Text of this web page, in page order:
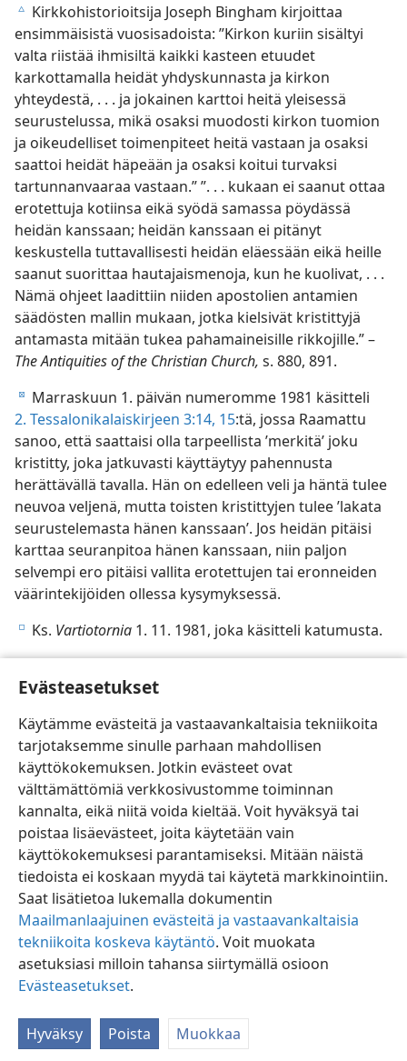
Evästeasetukset
Käytämme evästeitä ja vastaavankaltaisia tekniikoita
tarjotaksemme sinulle parhaan mahdollisen
käyttökokemuksen. Jotkin evästeet ovat
välttämättömiä verkkosivustomme toiminnan
kannalta, eikä niitä voida kieltää. Voit hyväksyä tai
poistaa lisäevästeet, joita käytetään vain
käyttökokemuksesi parantamiseksi. Mitään näistä
tiedoista ei koskaan myydä tai käytetä markkinointiin.
Saat lisätietoa lukemalla dokumentin
Maailmanlaajuinen evästeitä ja vastaavankaltaisia
tekniikoita koskeva käytäntö. Voit muokata
asetuksiasi milloin tahansa siirtymällä osioon
Evästeasetukset.
Hyväksy Poista Muokkaa
c Kirkkohistorioitsija Joseph Bingham kirjoittaa
ensimmäisistä vuosisadoista: ”Kirkon kuriin sisältyi
valta riistää ihmisiltä kaikki kasteen etuudet
karkottamalla heidät yhdyskunnasta ja kirkon
yhteydestä, . . . ja jokainen karttoi heitä yleisessä
seurustelussa, mikä osaksi muodosti kirkon tuomion
ja oikeudelliset toimenpiteet heitä vastaan ja osaksi
saattoi heidät häpeään ja osaksi koitui turvaksi
tartunnanvaaraa vastaan.” ”. . . kukaan ei saanut ottaa
erotettuja kotiinsa eikä syödä samassa pöydässä
heidän kanssaan; heidän kanssaan ei pitänyt
keskustella tuttavallisesti heidän eläessään eikä heille
saanut suorittaa hautajaismenoja, kun he kuolivat, . . .
Nämä ohjeet laadittiin niiden apostolien antamien
säädösten mallin mukaan, jotka kielsivät kristittyjä
antamasta mitään tukea pahamaineisille rikkojille.” –
The Antiquities of the Christian Church, s. 880, 891.
d Marraskuun 1. päivän numeromme 1981 käsitteli
2. Tessalonikalaiskirjeen 3:14, 15:tä, jossa Raamattu
sanoo, että saattaisi olla tarpeellista ’merkitä’ joku
kristitty, joka jatkuvasti käyttäytyy pahennusta
herättävällä tavalla. Hän on edelleen veli ja häntä tulee
neuvoa veljenä, mutta toisten kristittyjen tulee ’lakata
seurustelemasta hänen kanssaan’. Jos heidän pitäisi
karttaa seuranpitoa hänen kanssaan, niin paljon
selvempi ero pitäisi vallita erotettujen tai eronneiden
väärintekijöiden ollessa kysymyksessä.
e Ks. Vartiotornia 1. 11. 1981, joka käsitteli katumusta.
Suomi Jaa Asetukset
Copyright© 2026 Watch Tower Bible and Tract Society of Pennsylvania
Käyttöehdot Tietosuojakäytäntö Evästeasetukset
JW.ORG
Kirjaudu